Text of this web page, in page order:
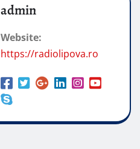
admin
Website:
https://radiolipova.ro